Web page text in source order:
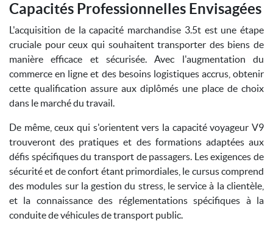
Capacités Professionnelles Envisagées
L'acquisition de la capacité marchandise 3.5t est une étape
cruciale pour ceux qui souhaitent transporter des biens de
manière efficace et sécurisée. Avec l'augmentation du
commerce en ligne et des besoins logistiques accrus, obtenir
cette qualification assure aux diplômés une place de choix
dans le marché du travail.
De même, ceux qui s'orientent vers la capacité voyageur V9
trouveront des pratiques et des formations adaptées aux
défis spécifiques du transport de passagers. Les exigences de
sécurité et de confort étant primordiales, le cursus comprend
des modules sur la gestion du stress, le service à la clientèle,
et la connaissance des réglementations spécifiques à la
conduite de véhicules de transport public.